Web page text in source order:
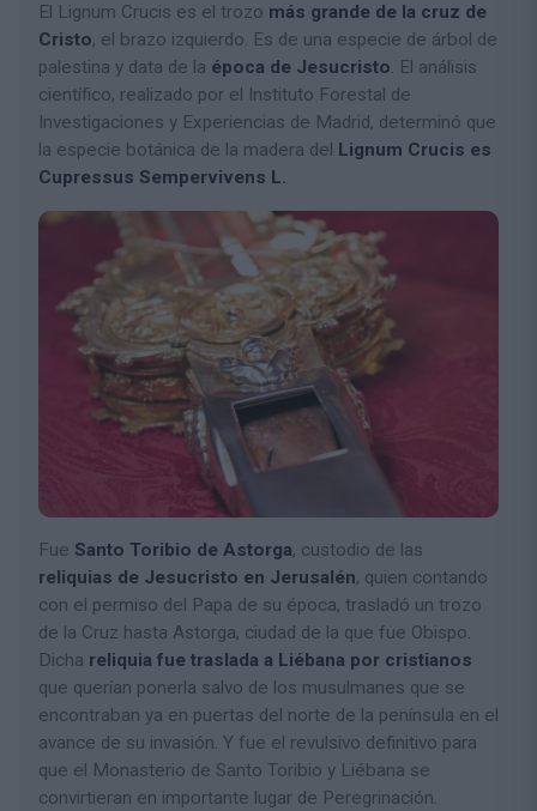
El Lignum Crucis es el trozo más grande de la cruz de
Cristo, el brazo izquierdo. Es de una especie de árbol de
palestina y data de la época de Jesucristo. El análisis
científico, realizado por el Instituto Forestal de
Investigaciones y Experiencias de Madrid, determinó que
la especie botánica de la madera del
Lignum Crucis es
Cupressus Sempervivens L.
Fue Santo Toribio de Astorga, custodio de las
reliquias de Jesucristo en Jerusalén, quien contando
con el permiso del Papa de su época, trasladó un trozo
de la Cruz hasta Astorga, ciudad de la que fue Obispo.
Dicha reliquia fue traslada a Liébana por cristianos
que querían ponerla salvo de los musulmanes que se
encontraban ya en puertas del norte de la península en el
avance de su invasión. Y fue el revulsivo definitivo para
que el Monasterio de Santo Toribio y Liébana se
convirtieran en importante lugar de Peregrinación.